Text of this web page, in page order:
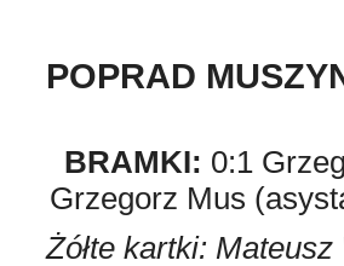
POPRAD
BRAMKI: 0:1
Grzegorz Mus
Żółte kartki: